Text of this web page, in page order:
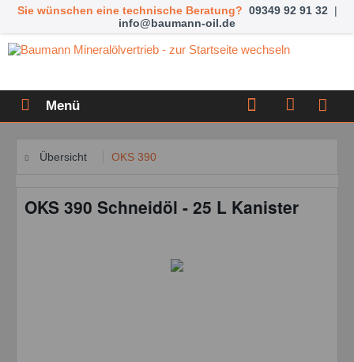
Sie wünschen eine technische Beratung? 09349 92 91 32 |
info@baumann-oil.de
Menü
Übersicht OKS 390
OKS 390 Schneidöl - 25 L Kanister